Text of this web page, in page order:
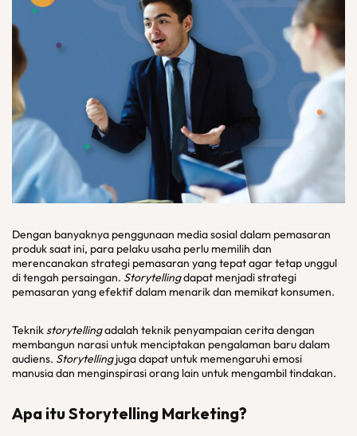
Dengan banyaknya penggunaan media sosial dalam pemasaran
produk saat ini, para pelaku usaha perlu memilih dan
merencanakan strategi pemasaran yang tepat agar tetap unggul
di tengah persaingan. Storytellingdapat menjadi strategi
pemasaran yang efektif dalam menarik dan memikat konsumen.
Teknik storytellingadalah teknik penyampaian cerita dengan
membangun narasi untuk menciptakan pengalaman baru dalam
audiens. Storytellingjuga dapat untuk memengaruhi emosi
manusia dan menginspirasi orang lain untuk mengambil tindakan.
Apa itu Storytelling Marketing?